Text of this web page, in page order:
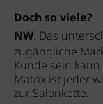
Doch so viele?
NW: Das
zugängliche
Kunde sein
Matrix ist jeder
zur Salonkette.